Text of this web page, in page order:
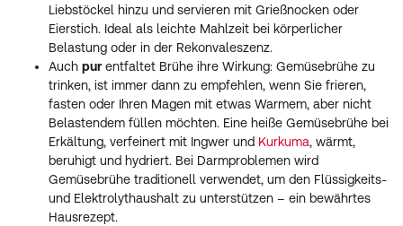
Liebstöckel hinzu und servieren mit Grießnocken oder
Eierstich. Ideal als leichte Mahlzeit bei körperlicher
Belastung oder in der Rekonvaleszenz.
Auch purentfaltet Brühe ihre Wirkung: Gemüsebrühe zu
trinken, ist immer dann zu empfehlen, wenn Sie frieren,
fasten oder Ihren Magen mit etwas Warmem, aber nicht
Belastendem füllen möchten. Eine heiße Gemüsebrühe bei
Erkältung, verfeinert mit Ingwer und Kurkuma, wärmt,
beruhigt und hydriert. Bei Darmproblemen wird
Gemüsebrühe traditionell verwendet, um den Flüssigkeits-
und Elektrolythaushalt zu unterstützen – ein bewährtes
Hausrezept.